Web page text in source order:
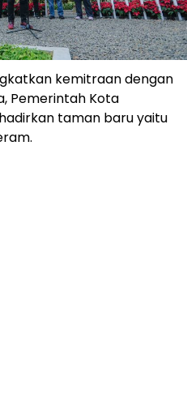
kemitraan dengan
Pemerintah Kota
taman baru yaitu